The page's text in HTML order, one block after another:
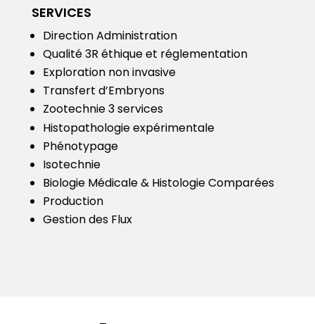
SERVICES
Direction Administration
Qualité3R éthique et réglementation
Exploration non invasive
Transfert d’Embryons
Zootechnie 3 services
Histopathologie expérimentale
Phénotypage
Isotechnie
Biologie Médicale & Histologie Comparées
Production
Gestion des Flux